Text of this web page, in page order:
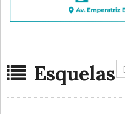
Esquelas